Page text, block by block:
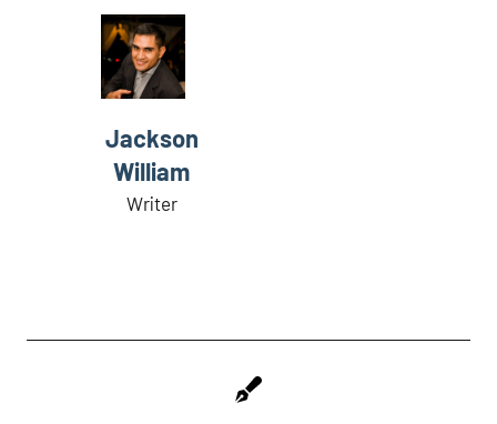
Jackson
William
Writer